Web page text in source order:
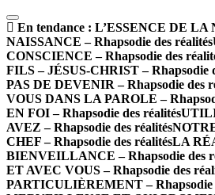
En tendance : L’ESSENCE DE LA
NAISSANCE – Rhapsodie des réalités
CONSCIENCE – Rhapsodie des
FILS – JÉSUS-CHRIST – Rhapsodie
PAS DE DEVENIR – Rhapsodie des
VOUS DANS LA PAROLE –
EN FOI – Rhapsodie des réalités
AVEZ – Rhapsodie des réalités
CHEF – Rhapsodie des réalitésLA
BIENVEILLANCE – Rhapsodie des
ET AVEC VOUS – Rhapsodie des
PARTICULIÈREMENT – Rhapsodie